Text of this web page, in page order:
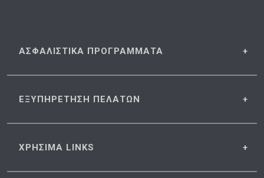
ΑΣΦΑΛΙΣΤΙΚΑ ΠΡΟΓΡΑΜΜΑΤΑ
ΕΞΥΠΗΡΕΤΗΣΗ ΠΕΛΑΤΩΝ
ΧΡΗΣΙΜΑ LINKS